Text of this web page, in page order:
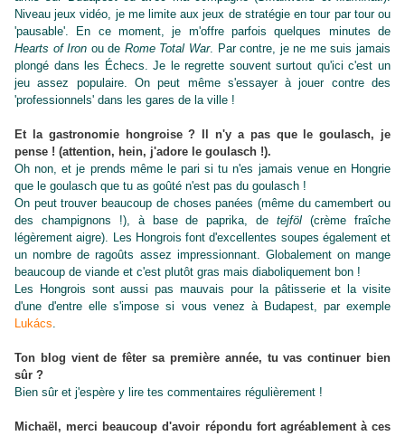
Niveau jeux vidéo, je me limite aux jeux de stratégie en tour par tour ou
'pausable'. En ce moment, je m'offre parfois quelques minutes de
Hearts of Iron ou de Rome Total War. Par contre, je ne me suis jamais
plongé dans les Échecs. Je le regrette souvent surtout qu'ici c'est un
jeu assez populaire. On peut même s'essayer à jouer contre des
'professionnels' dans les gares de la ville !
Et la gastronomie hongroise ? Il n'y a pas que le goulasch, je
pense ! (attention, hein, j'adore le goulasch !).
Oh non, et je prends même le pari si tu n'es jamais venue en Hongrie
que le goulasch que tu as goûté n'est pas du goulasch !
On peut trouver beaucoup de choses panées (même du camembert ou
des champignons !), à base de paprika, detejföl (crème fraîche
légèrement aigre). Les Hongrois font d'excellentes soupes également et
un nombre de ragoûts assez impressionnant. Globalement on mange
beaucoup de viande et c'est plutôt gras mais diaboliquement bon !
Les Hongrois sont aussi pas mauvais pour la pâtisserie et la visite
d'une d'entre elle s'impose si vous venez à Budapest, par exemple
Lukács.
Ton blog vient de fêter sa première année, tu vas continuer bien
sûr ?
Bien sûr et j'espère y lire tes commentaires régulièrement !
Michaël, merci beaucoup d'avoir répondu fort agréablement à ces